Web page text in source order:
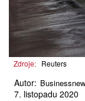
Zdroje: Reuters
Autor:
7. listopadu 2020